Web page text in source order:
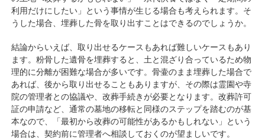
利用だけにしたい」という事情が生じる場合も考えられます。そ
うした場合、埋葬した骨を取り出すことはできるのでしょうか。
結論からいえば、取り出せるケースもあれば難しいケースもあり
ます。粉骨した遺骨を埋葬すると、土と混ざり合っているため物
理的に分離が困難な場合が多いです。骨壷のまま埋葬した場合で
あれば、後から取り出せることもありますが、その際は霊園や寺
院の管理者との協議や、改葬手続きが必要となります。改葬許可
証の申請など、通常の墓地の移転と同様のステップを踏むのが基
本なので、「最初から改葬の可能性があるかもしれない」という
場合は、契約前に管理者へ相談しておくのが望ましいです。